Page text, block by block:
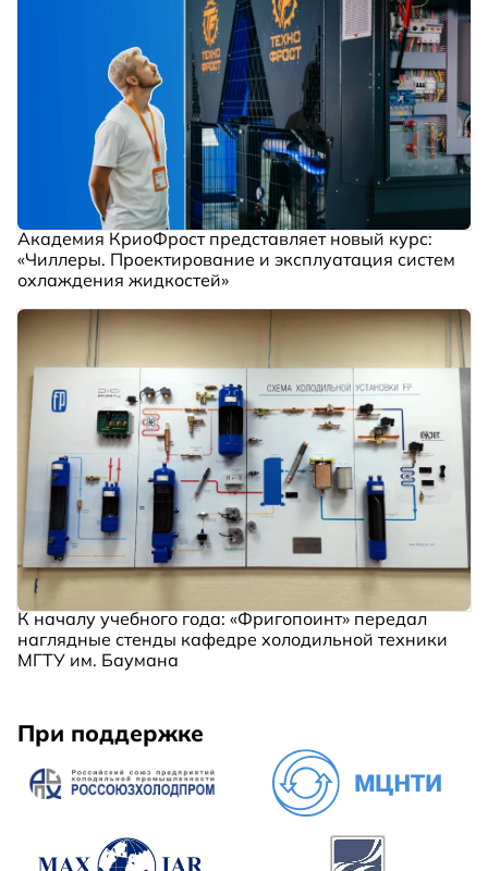
Академия КриоФрост представляет новый курс:
«Чиллеры. Проектирование и эксплуатация систем
охлаждения жидкостей»
К началу учебного года: «Фригопоинт» передал
наглядные стенды кафедре холодильной техники
МГТУ им. Баумана
При поддержке